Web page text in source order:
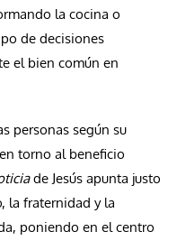
la cocina o
de decisiones
el bien común en
personas según su
torno al beneficio
de Jesús apunta justo
la fraternidad y la
poniendo en el centro